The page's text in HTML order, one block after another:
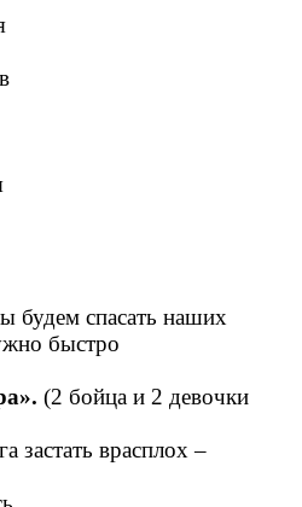
будем спасать наших
быстро
(2 бойца и 2 девочки
застать врасплох –